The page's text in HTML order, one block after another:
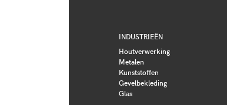
INDUSTRIEËN
Houtverwerking
Metalen
Kunststoffen
Gevelbekleding
Glas